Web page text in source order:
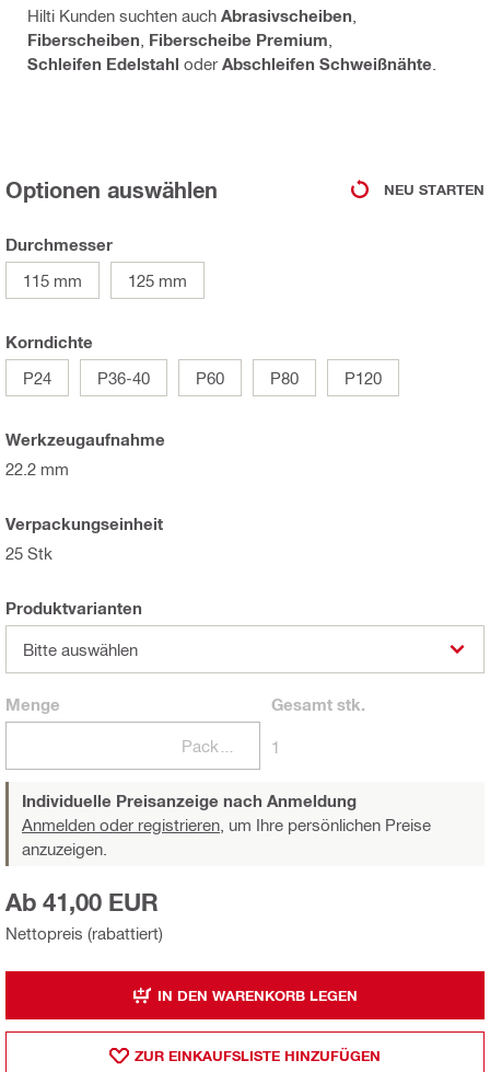
Hilti Kunden suchten auch Abrasivscheiben
Fiberscheiben Fiberscheibe Premium
Schleifen Edelstahl oder Abschleifen Schweißnähte
Optionen auswählen NEU STARTEN
Durchmesser
115 mm
125 mm
Korndichte
P24
P36-40 P60 P80 P120
Werkzeugaufnahme
22.2 mm
Verpackungseinheit
25 Stk
Produktvarianten
Bitte auswählen
Menge Gesamtstk.
1
Individuelle Preisanzeige nach Anmeldung
Anmelden oder registrieren, um Ihre persönlichen Preise
anzuzeigen.
Nettopreis (rabattiert)
Ab 41,00 EUR
IN DEN WARENKORB LEGEN
ZUR EINKAUFSLISTE HINZUFÜGEN